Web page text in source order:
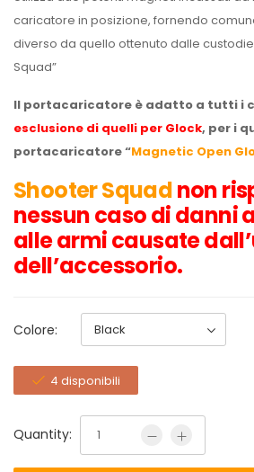
caricatore in posizione, fornendo
diverso da quello ottenuto dalle
Squad”
Il portacaricatore è adatto a tutti i
esclusione di quelli per Glock, per i
portacaricatore “Magnetic Open
Shooter Squadnon
nessun caso di danni
alle armi causate
dell’accessorio.
Colore:
4 disponibili
Quantity: